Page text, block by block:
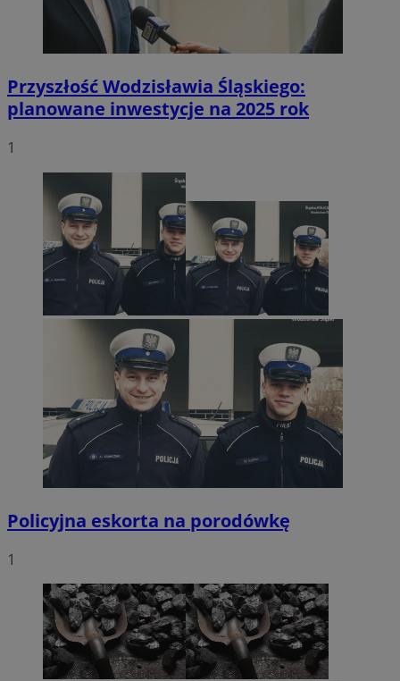
Przyszłość Wodzisławia Śląskiego:
planowane inwestycje na 2025 rok
1
Policyjna eskorta na porodówkę
1